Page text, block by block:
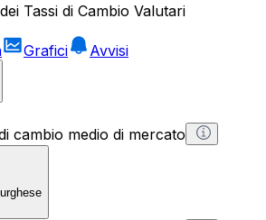
Tassi di Cambio Valutari
Grafici
Avvisi
cambio medio di mercato